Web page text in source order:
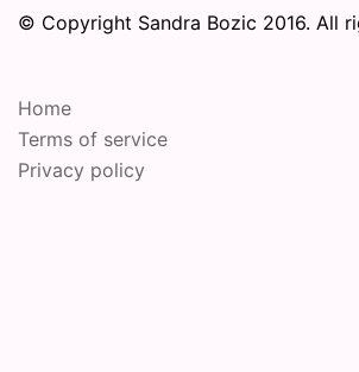
© Copyright Sandra Bozic 2016. All
Home
Terms of service
Privacy policy